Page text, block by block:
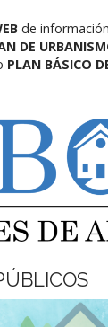
de
DE
PLAN BÁSICO